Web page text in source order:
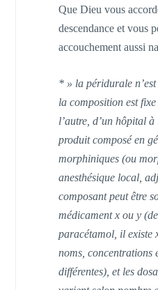
Que Dieu vous
descendance et vous
accouchement aussi
* » la péridurale
la composition est
l’autre, d’un hôpital à
produit composé en
morphiniques (ou
anesthésique local,
composant peut être
médicament x ou y
paracétamol, il existe
noms, concentrations
différentes), et les